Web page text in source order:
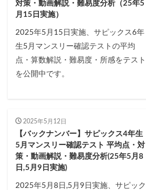
対策・動画解説・難易度分析（25年5
月15日実施）
2025年5月15日実施、サピックス6年
生5月マンスリー確認テストの平均
点・算数解説・難易度・所感をテスト
を公開中です。
2025年5月12日
【バックナンバー】サピックス4年生
5月マンスリー確認テスト 平均点・対
策・動画解説・難易度分析(25年5月8
日,5月9日実施)
2025年5月8日,5月9日実施、サピック